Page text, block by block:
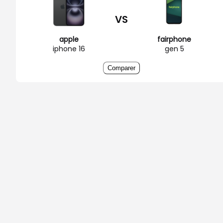
apple
iphone 16
VS
fairphone
gen 5
Comparer